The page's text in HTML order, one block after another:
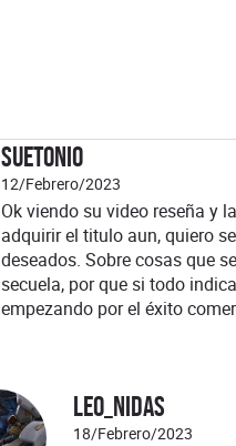
Suetonio
12/Febrero/2023
Ok viendo su video reseña y
adquirir el titulo aun, quiero
deseados. Sobre cosas que
secuela, por que si todo
empezando por el éxito
Leo_Nidas
18/Febrero/2023